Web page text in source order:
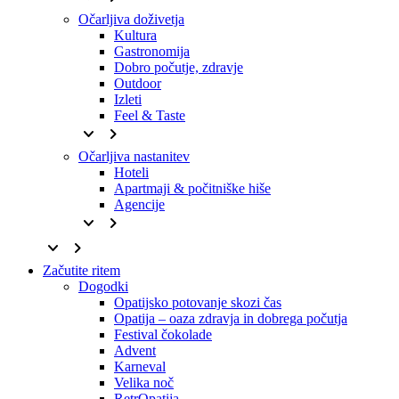
Očarljiva doživetja
Kultura
Gastronomija
Dobro počutje, zdravje
Outdoor
Izleti
Feel & Taste
keyboard_arrow_down keyboard_arrow_right
Očarljiva nastanitev
Hoteli
Apartmaji & počitniške hiše
Agencije
keyboard_arrow_down
keyboard_arrow_right
keyboard_arrow_down
keyboard_arrow_right
Začutite ritem
Dogodki
Opatijsko potovanje skozi čas
Opatija – oaza zdravja in dobrega počutja
Festival čokolade
Advent
Karneval
Velika noč